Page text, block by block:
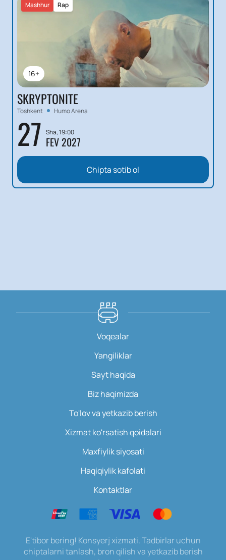
16+
Rap
Mashhur
SKRYPTONITE
Toshkent Humo Arena
27 Sha, 19:00
FEV 2027
Chipta sotib ol
Voqealar
Yangiliklar
Sayt haqida
Biz haqimizda
To'lov va yetkazib berish
Xizmat ko'rsatish qoidalari
Maxfiylik siyosati
Haqiqiylik kafolati
Kontaktlar
E'tibor bering! Konsyerj xizmati. Tadbirlar uchun
chiptalarni tanlash, bron qilish va yetkazib berish